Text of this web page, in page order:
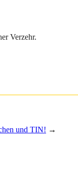
Verzehr.
und TIN! →